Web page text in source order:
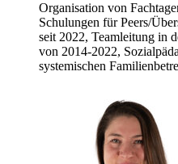
Organisation von
Schulungen für Peers/
seit 2022, Teamleitung in
von 2014-2022,
systemischen